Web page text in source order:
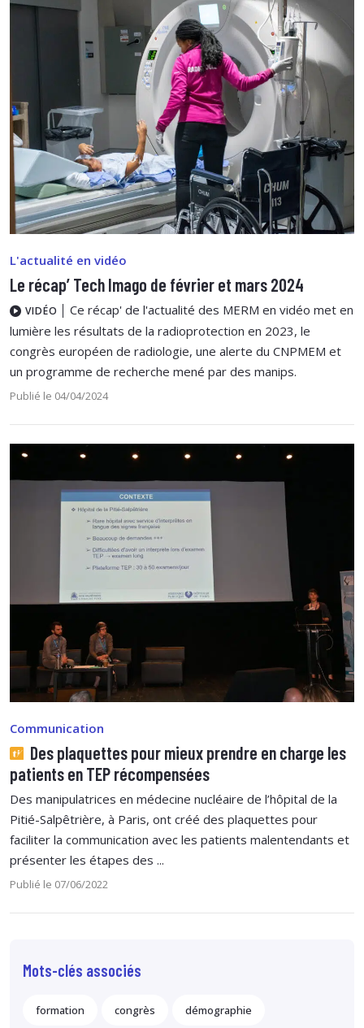
L'actualité en vidéo
Le récap’ Tech Imago de février et mars 2024
VIDÉO
Ce récap' de l'actualité des MERM en vidéo met en
lumière les résultats de la radioprotection en 2023, le
congrès européen de radiologie, une alerte du CNPMEM et
un programme de recherche mené par des manips.
Publié le 04/04/2024
Communication
Des plaquettes pour mieux prendre en charge les
patients en TEP récompensées
Des manipulatrices en médecine nucléaire de l’hôpital de la
Pitié-Salpêtrière, à Paris, ont créé des plaquettes pour
faciliter la communication avec les patients malentendants et
présenter les étapes des ...
Publié le 07/06/2022
Mots-clés associés
formation congrès démographie